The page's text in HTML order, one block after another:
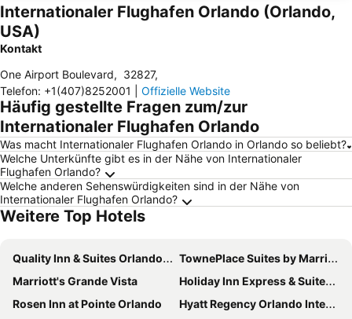
Internationaler Flughafen Orlando (Orlando,
USA)
Kontakt
One Airport Boulevard, 32827,
Telefon: +1(407)8252001 Offizielle Website
Häufig gestellte Fragen zum/zur
Internationaler Flughafen Orlando
Was macht Internationaler Flughafen Orlando in Orlando so beliebt?
Welche Unterkünfte gibt es in der Nähe von Internationaler
Flughafen Orlando?
Welche anderen Sehenswürdigkeiten sind in der Nähe von
Internationaler Flughafen Orlando?
Weitere Top Hotels
Quality Inn & Suites Orlando Airport
TownePlace Suites by Marriott Orlando Near Universal
Marriott's Grande Vista
Holiday Inn Express & Suites Orlando - International Drive By Ihg
Rosen Inn at Pointe Orlando
Hyatt Regency Orlando International Airport